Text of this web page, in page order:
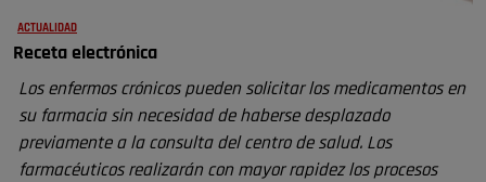
ACTUALIDAD
Receta electrónica
Los enfermos crónicos pueden solicitar los medicamentos en
su farmacia sin necesidad de haberse desplazado
previamente a la consulta del centro de salud. Los
farmacéuticos realizarán con mayor rapidez los procesos